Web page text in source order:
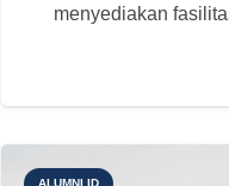
menyediakan
ALUMNI ID